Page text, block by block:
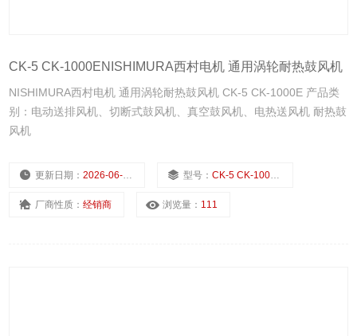
CK-5 CK-1000ENISHIMURA西村电机 通用涡轮耐热鼓风机
NISHIMURA西村电机 通用涡轮耐热鼓风机 CK-5 CK-1000E 产品类
别：电动送排风机、切断式鼓风机、真空鼓风机、电热送风机 耐热鼓
风机
更新日期：2026-06-16 型号：CK-5 CK-1000E
厂商性质：经销商 浏览量： 111